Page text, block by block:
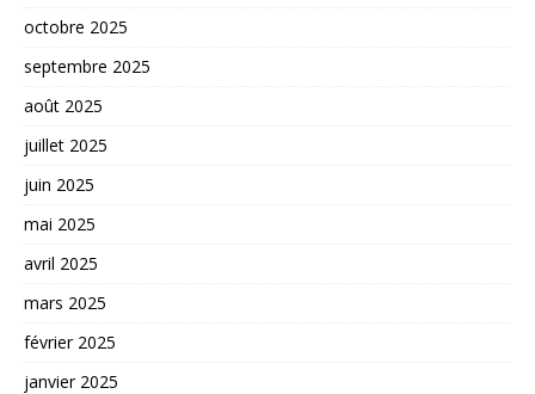
octobre 2025
septembre 2025
août 2025
juillet 2025
juin 2025
mai 2025
avril 2025
mars 2025
février 2025
janvier 2025